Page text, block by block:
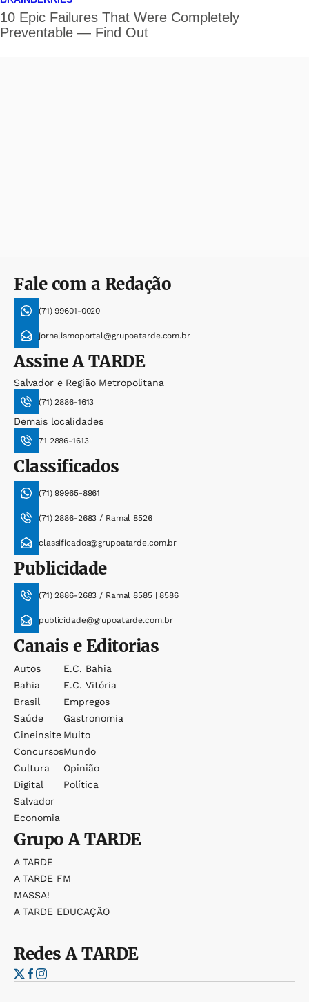
Fale com a Redação
(71) 99601-0020
jornalismoportal@grupoatarde.com.br
AssineA TARDE
Salvador e Região Metropolitana
(71) 2886-1613
Demais localidades
71 2886-1613
Classificados
(71) 99965-8961
(71) 2886-2683 / Ramal 8526
classificados@grupoatarde.com.br
Publicidade
(71) 2886-2683 / Ramal 8585 | 8586
publicidade@grupoatarde.com.br
Canais e Editorias
Autos
Bahia
Brasil
Saúde
Cineinsite
Concursos
Cultura
Digital
Salvador
Economia
E.c. Bahia
E.c. Vitória
Empregos
Gastronomia
Muito
Mundo
Opinião
Política
GrupoA TARDE
A TARDE
A TARDE FM
MASSA!
A TARDE EDUCAÇÃO
RedesA TARDE